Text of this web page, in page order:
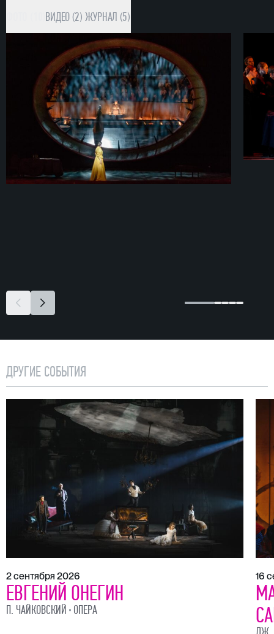
ВИДЕО (2) ЖУРНАЛ (5)
ДРУГИЕ СОБЫТИЯ
2 сентября 2026
ЕВГЕНИЙ ОНЕГИН
П. ЧАЙКОВСКИЙ ОПЕРА
16